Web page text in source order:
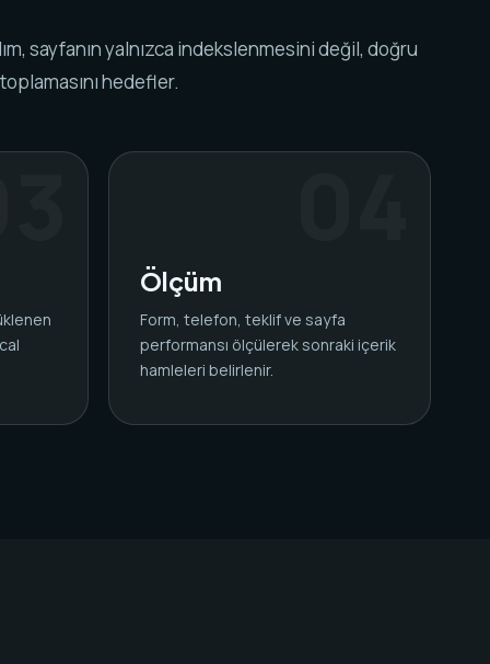
sayfanın yalnızca indekslenmesini değil, doğru
hedefler.
Ölçüm
Form, telefon, teklif ve sayfa
performansı ölçülerek sonraki içerik
hamleleri belirlenir.